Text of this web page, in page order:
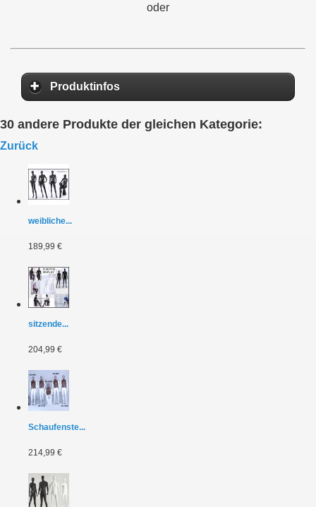
oder
Produktinfos
30 andere Produkte der gleichen Kategorie:
Zurück
weibliche...
189,99 €
sitzende...
204,99 €
Schaufenste...
214,99 €